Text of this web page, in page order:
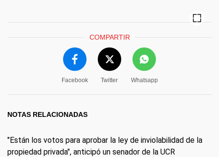
COMPARTIR
Facebook Twitter Whatsapp
NOTAS RELACIONADAS
"Están los votos para aprobar la ley de inviolabilidad de la
propiedad privada", anticipó un senador de la UCR